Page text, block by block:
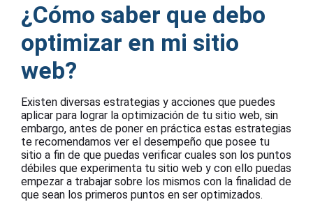
¿Cómo saber que debo
optimizar en mi sitio
web?
Existen diversas estrategias y acciones que puedes
aplicar para lograr la optimización de tu sitio web, sin
embargo, antes de poner en práctica estas estrategias
te recomendamos ver el desempeño que posee tu
sitio a fin de que puedas verificar cuales son los puntos
débiles que experimenta tu sitio web y con ello puedas
empezar a trabajar sobre los mismos con la finalidad de
que sean los primeros puntos en ser optimizados.